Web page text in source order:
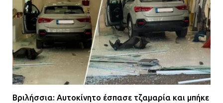
Βριλήσσια: Αυτοκίνητο έσπασε τζαμαρία και μπήκε